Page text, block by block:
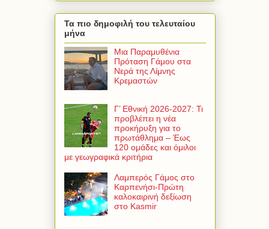
Τα πιο δημοφιλή του τελευταίου
μήνα
Μια Παραμυθένια
Πρόταση Γάμου στα
Νερά της Λίμνης
Κρεμαστών
Γ’ Εθνική 2026-2027: Τι
προβλέπει η νέα
προκήρυξη για το
πρωτάθλημα – Έως
120 ομάδες και όμιλοι
με γεωγραφικά κριτήρια
Λαμπερός Γάμος στο
Καρπενήσι-Πρώτη
καλοκαιρινή δεξίωση
στο Kasmir